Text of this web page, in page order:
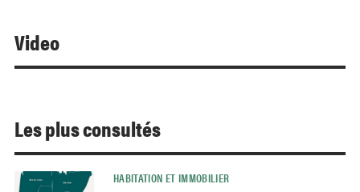
Video
Les plus consultés
HABITATION ET IMMOBILIER